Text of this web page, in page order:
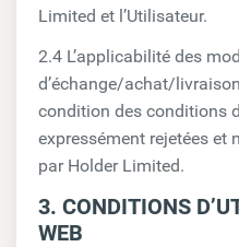
Limited et l’Utilisateur.
2.4 L’applicabilité des
d’échange/achat/
condition des conditions
expressément rejetées et
par Holder Limited.
3. CONDITIONS
WEB